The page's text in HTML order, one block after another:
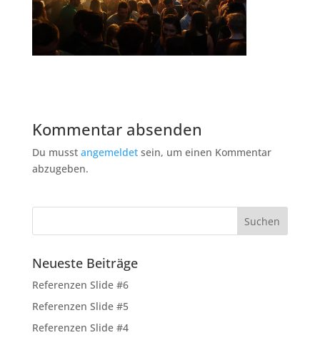
Kommentar absenden
Du musst angemeldetsein, um einen Kommentar
abzugeben.
Neueste Beiträge
Referenzen Slide #6
Referenzen Slide #5
Referenzen Slide #4